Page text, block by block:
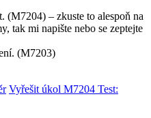
(M7204) – zkuste to alespoň na
tak mi napište nebo se zeptejte
(M7203)
Vyřešit úkol M7204 Test: